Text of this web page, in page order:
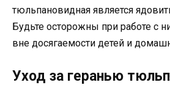
тюльпановидная является
Будьте осторожны при работе с
вне досягаемости детей и
Уход за геранью